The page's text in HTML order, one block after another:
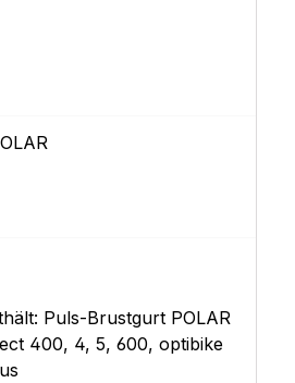
Puls-Brustgurt POLAR
400, 4, 5, 600, optibike